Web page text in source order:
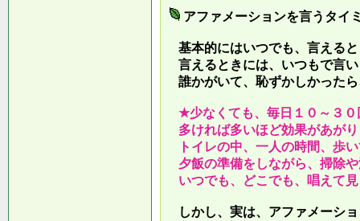
アファメーションを言うタイ
基本的にはいつでも、言える
言えるときには、いつもで言
誰かがいて、恥ずかしかった
★少なくても、毎日１０～３０
多ければ多いほど効果があが
トイレの中、一人の時間、歩
夕飯の準備をしながら、掃除
いつでも、どこでも、唱えて
しかし、実は、アファメーシ